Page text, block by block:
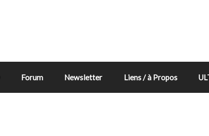
Forum Newsletter Liens / à Propos